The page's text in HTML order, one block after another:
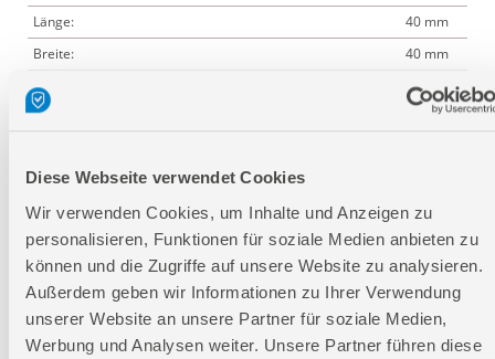
Diese Webseite verwendet Cookies
Wir verwenden Cookies, um Inhalte und Anzeigen zu
personalisieren, Funktionen für soziale Medien anbieten zu
können und die Zugriffe auf unsere Website zu analysieren.
Außerdem geben wir Informationen zu Ihrer Verwendung
unserer Website an unsere Partner für soziale Medien,
Werbung und Analysen weiter. Unsere Partner führen diese
Länge:
40 mm
Breite:
40 mm
Höhe:
40 mm
Logistische Daten
Verpackungsmaße
Länge
40 mm
Breite
40 mm
Höhe
70 mm